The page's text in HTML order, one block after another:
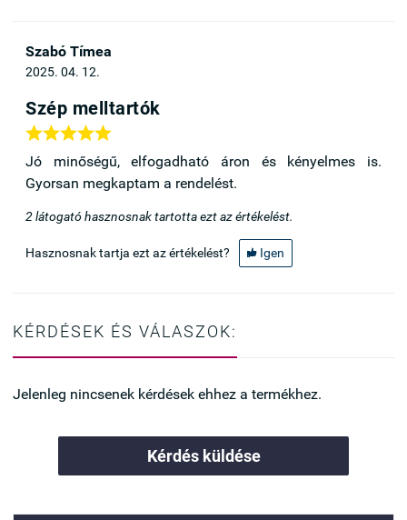
Szabó Tímea
2025. 04. 12.
Szép melltartók

Jó minőségű, elfogadható áron és kényelmes is.
Gyorsan megkaptam a rendelést.
2látogató hasznosnak tartotta ezt az értékelést.
Hasznosnak tartja ezt az értékelést?  Igen
KÉRDÉSEK ÉS VÁLASZOK:
Jelenleg nincsenek kérdések ehhez a termékhez.
Kérdés küldése